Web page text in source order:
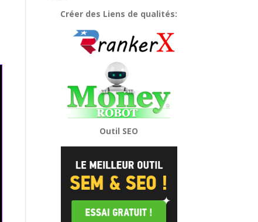
Créer des Liens de qualités:
Outil SEO